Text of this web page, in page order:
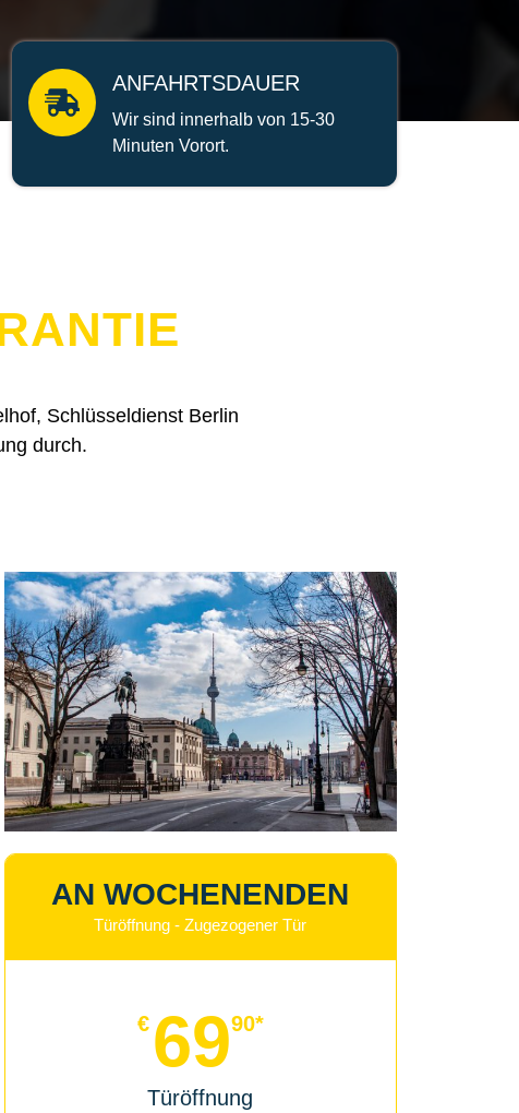
ANFAHRTSDAUER
Wir sind innerhalb von 15-30
Minuten Vorort.
Schlüsseldienst Berlin
durch.
AN WOCHENENDEN
Türöffnung - Zugezogener Tür
€ 6990*
Türöffnung